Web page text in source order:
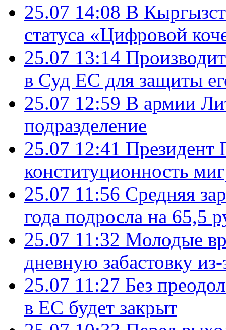
25.07 14:08 В
статуса «Цифровой
25.07 13:14
в Суд ЕС для защиты
25.07 12:59 В армии
подразделение
25.07 12:41 Президент
конституционность
25.07 11:56 Средняя
года подросла на 65,5
25.07 11:32 Молодые
дневную забастовку
25.07 11:27 Без
в ЕС будет закрыт